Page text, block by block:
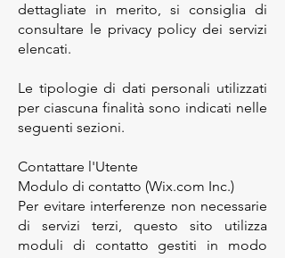
dettagliate in merito, si consiglia di
consultare le privacy policy dei servizi
elencati.
Le tipologie di dati personali utilizzati
per ciascuna finalità sono indicati nelle
seguenti sezioni.
Contattare l'Utente
Modulo di contatto (Wix.com Inc.)
Per evitare interferenze non necessarie
di servizi terzi, questo sito utilizza
moduli di contatto gestiti in modo